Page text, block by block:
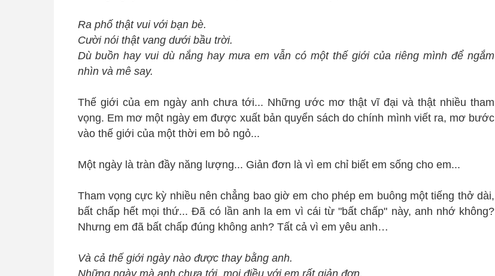
Ra phố thật vui với bạn bè.
Cười nói thật vang dưới bầu trời.
Dù buồn hay vui dù nắng hay mưa em vẫn có một thế giới của riêng mình để ngắm
nhìn và mê say.
Thế giới của em ngày anh chưa tới... Những ước mơ thật vĩ đại và thật nhiều tham
vọng. Em mơ một ngày em được xuất bản quyển sách do chính mình viết ra, mơ bước
vào thế giới của một thời em bỏ ngỏ...
Một ngày là tràn đầy năng lượng... Giản đơn là vì em chỉ biết em sống cho em...
Tham vọng cực kỳ nhiều nên chẳng bao giờ em cho phép em buông một tiếng thở dài,
bất chấp hết mọi thứ... Đã có lần anh la em vì cái từ "bất chấp" này, anh nhớ không?
Nhưng em đã bất chấp đúng không anh? Tất cả vì em yêu anh…
Và cả thế giới ngày nào được thay bằng anh.
Những ngày mà anh chưa tới, mọi điều với em rất giản đơn.